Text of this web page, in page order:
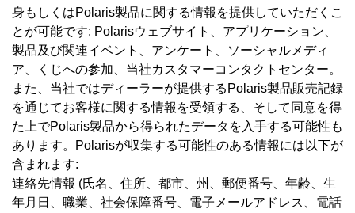
身もしくはPolaris製品に関する情報を提供していただくこ
とが可能です: Polarisウェブサイト、アプリケーション、
製品及び関連イベント、アンケート、ソーシャルメディ
ア、くじへの参加、当社カスタマーコンタクトセンター。
また、当社ではディーラーが提供するPolaris製品販売記録
を通じてお客様に関する情報を受領する、そして同意を得
た上でPolaris製品から得られたデータを入手する可能性も
あります。Polarisが収集する可能性のある情報には以下が
含まれます:
連絡先情報 (氏名、住所、都市、州、郵便番号、年齢、生
年月日、職業、社会保障番号、電子メールアドレス、電話